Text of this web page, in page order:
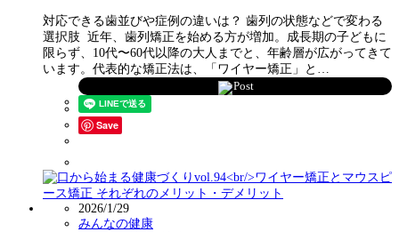
対応できる歯並びや症例の違いは？ 歯列の状態などで変わる
選択肢 近年、歯列矯正を始める方が増加。成長期の子どもに
限らず、10代〜60代以降の大人までと、年齢層が広がってきて
います。代表的な矯正法は、「ワイヤー矯正」と…
Post
Save
2026/1/29
みんなの健康